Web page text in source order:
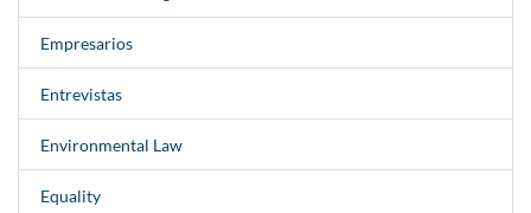
Empresarios
Entrevistas
Environmental Law
Equality